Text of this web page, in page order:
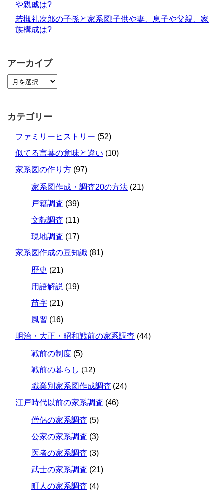
や親戚は?
若槻礼次郎の子孫と家系図!子供や妻、息子や父親、家
族構成は?
アーカイブ
カテゴリー
ファミリーヒストリー (52)
似てる言葉の意味と違い (10)
家系図の作り方 (97)
家系図作成・調査20の方法 (21)
戸籍調査 (39)
文献調査 (11)
現地調査 (17)
家系図作成の豆知識 (81)
歴史 (21)
用語解説 (19)
苗字 (21)
風習 (16)
明治・大正・昭和戦前の家系調査 (44)
戦前の制度 (5)
戦前の暮らし (12)
職業別家系図作成調査 (24)
江戸時代以前の家系調査 (46)
僧侶の家系調査 (5)
公家の家系調査 (3)
医者の家系調査 (3)
武士の家系調査 (21)
町人の家系調査 (4)